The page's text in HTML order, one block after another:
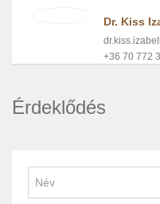
Dr. Kiss
+36 70 772
Érdeklődés